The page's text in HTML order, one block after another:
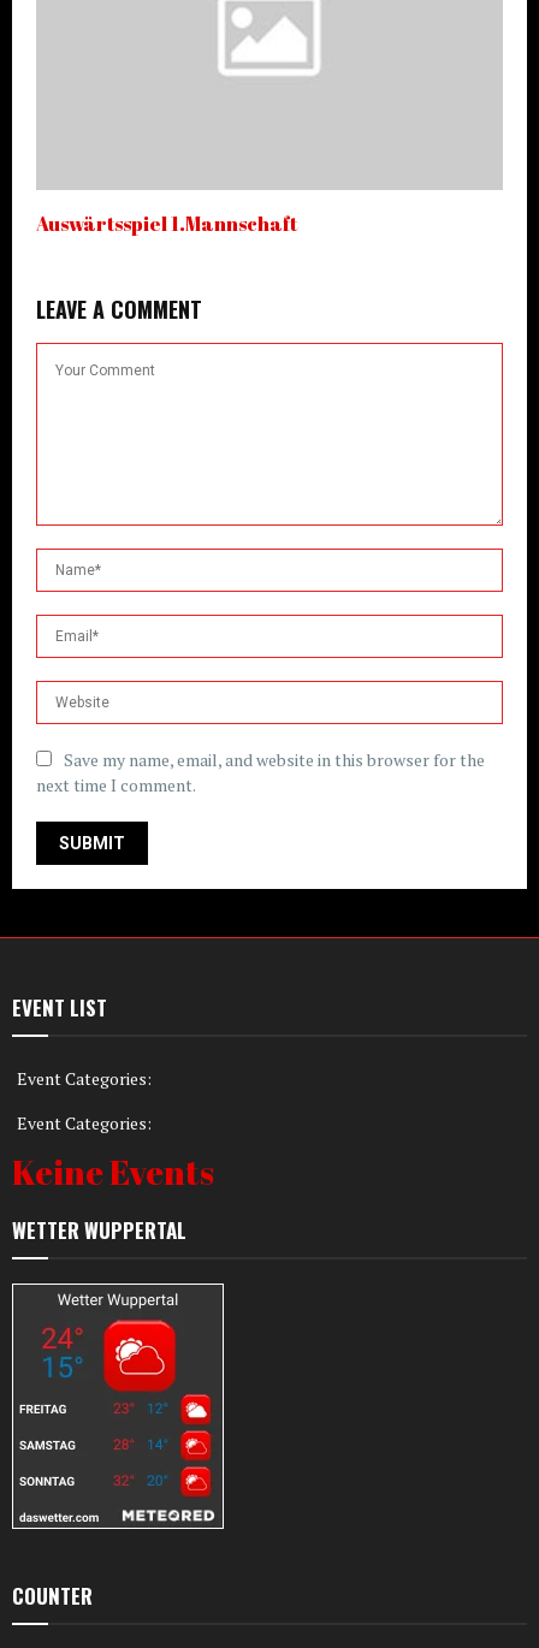
Auswärtsspiel 1.Mannschaft
LEAVE A COMMENT
Save my name, email, and website in this browser for the
next time I comment.
EVENT LIST
Event Categories:
Event Categories:
Keine Events
WETTER WUPPERTAL
COUNTER